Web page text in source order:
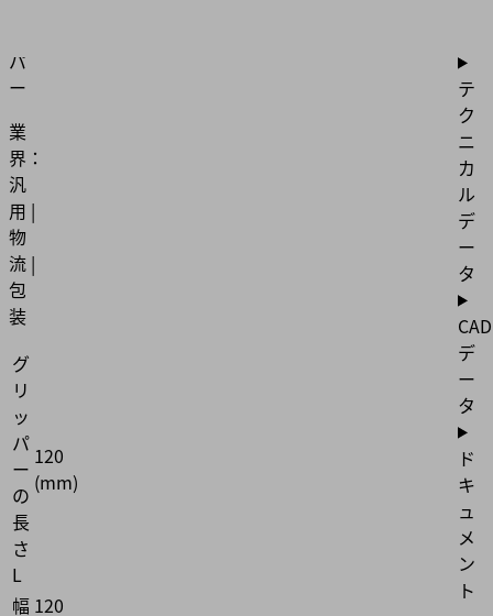
パ
ー
業
界：
汎
用 |
物
流 |
包
装
グ
リ
ッ
パ
ー
の
長
さ
L
120
(mm)
幅 120
テ
ク
ニ
カ
ル
デ
ー
タ
CAD
デ
ー
タ
ド
キ
ュ
メ
ン
ト